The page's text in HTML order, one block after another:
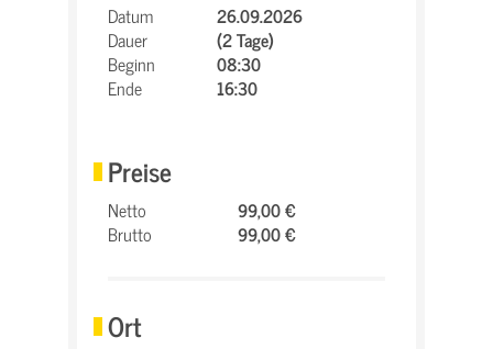
Datum
26.09.2026
Dauer
(2 Tage)
Beginn
08:30
Ende
16:30
Preise
Netto
99,00 €
Brutto
99,00 €
Ort